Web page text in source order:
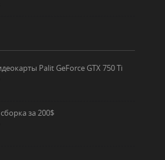
Palit GeForce GTX 750 Ti
за 200$